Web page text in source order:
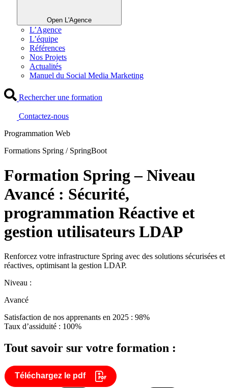
Open L'Agence
L’Agence
L’équipe
Références
Nos Projets
Actualités
Manuel du Social Media Marketing
Rechercher une formation
Contactez-nous
Programmation Web
Formations Spring / SpringBoot
Formation Spring – Niveau
Avancé : Sécurité,
programmation Réactive et
gestion utilisateurs LDAP
Renforcez votre infrastructure Spring avec des solutions sécurisées et
réactives, optimisant la gestion LDAP.
Niveau :
Avancé
Satisfaction de nos apprenants en 2025 : 98%
Taux d’assiduité : 100%
Tout savoir sur votre formation :
Téléchargez le pdf